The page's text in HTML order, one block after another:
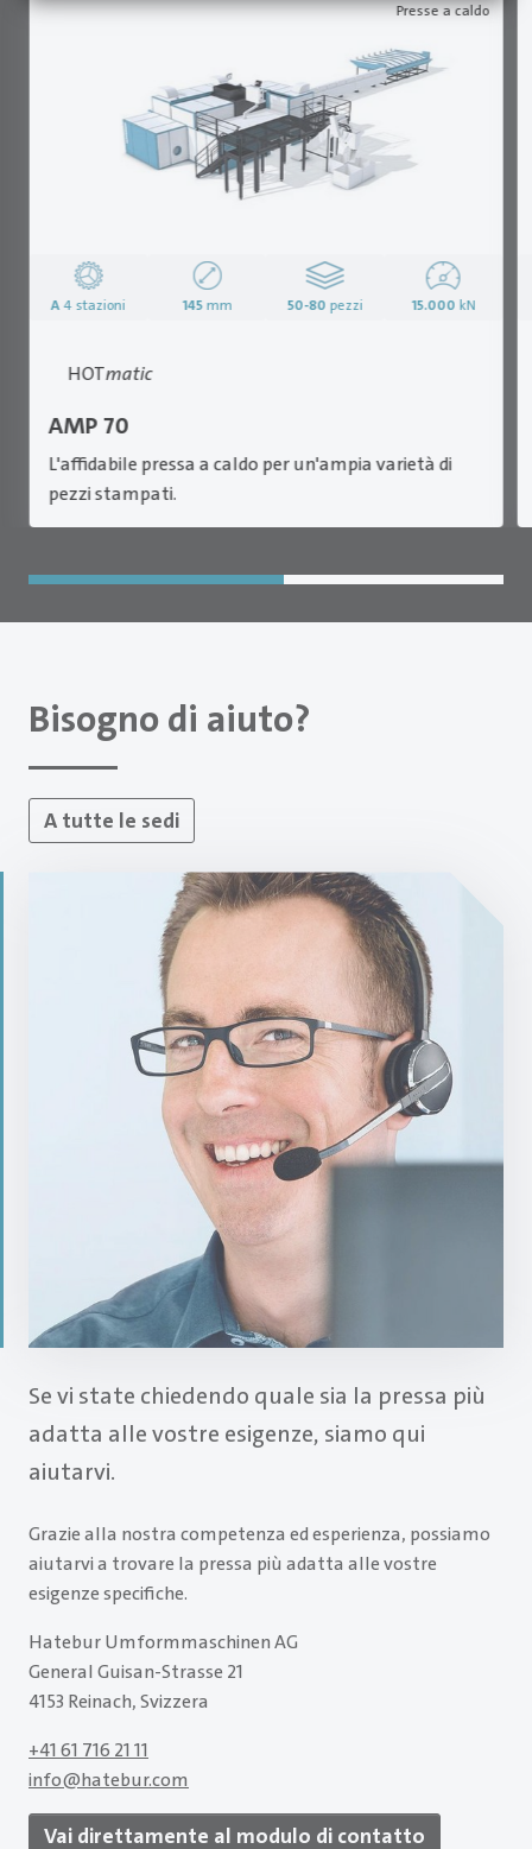
Presse a caldo
A4 stazioni 145mm 50-80 pezzi 15.000 kN
HOTmatic
AMP 70
L'affidabile pressa a caldo per un'ampia varietà di
pezzi stampati.
Bisogno di aiuto?
A tutte le sedi
Se vi state chiedendo quale sia la pressa più
adatta alle vostre esigenze, siamo qui
aiutarvi.
Grazie alla nostra competenza ed esperienza, possiamo
aiutarvi a trovare la pressa più adatta alle vostre
esigenze specifiche.
Hatebur Umformmaschinen AG
General Guisan-Strasse 21
4153 Reinach, Svizzera
+41 61 716 21 11
info@hatebur.com
Vai direttamente al modulo di contatto